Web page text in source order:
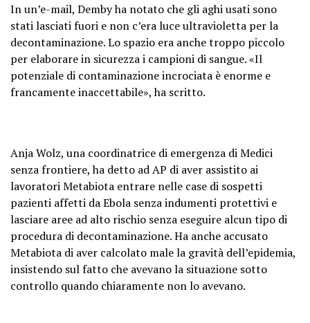
In un’e-mail, Demby ha notato che gli aghi usati sono
stati lasciati fuori e non c’era luce ultravioletta per la
decontaminazione. Lo spazio era anche troppo piccolo
per elaborare in sicurezza i campioni di sangue. «Il
potenziale di contaminazione incrociata è enorme e
francamente inaccettabile», ha scritto.
Anja Wolz, una coordinatrice di emergenza di Medici
senza frontiere, ha detto ad AP di aver assistito ai
lavoratori Metabiota entrare nelle case di sospetti
pazienti affetti da Ebola senza indumenti protettivi e
lasciare aree ad alto rischio senza eseguire alcun tipo di
procedura di decontaminazione. Ha anche accusato
Metabiota di aver calcolato male la gravità dell’epidemia,
insistendo sul fatto che avevano la situazione sotto
controllo quando chiaramente non lo avevano.